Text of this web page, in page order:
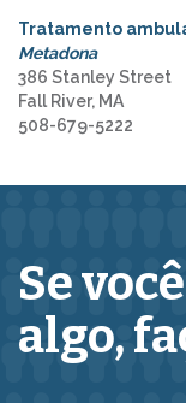
Tratamento
Metadona
386 Stanley Street
Fall River, MA
508-679-5222
Se
algo,